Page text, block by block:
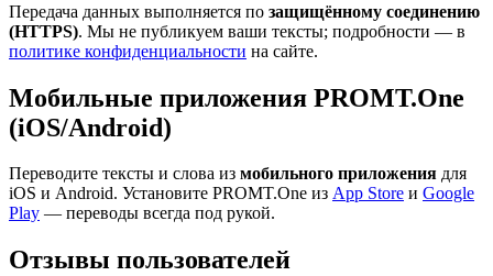
Передача данных выполняется по защищённому соединению
(HTTPS). Мы не публикуем ваши тексты; подробности — в
политике конфиденциальности на сайте.
Мобильные приложения PROMT.One
(iOS/Android)
Переводите тексты и слова из мобильного приложения для
iOS и Android. Установите PROMT.One из App Store и Google
Play — переводы всегда под рукой.
Отзывы пользователей